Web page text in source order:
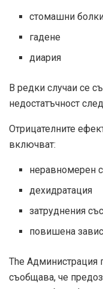
стомашни
гадене
диария
В редки случаи се
недостатъчност
Отрицателните
включват:
неравномерен
дехидратация
затруднения
повишена
The Администрация
съобщава, че